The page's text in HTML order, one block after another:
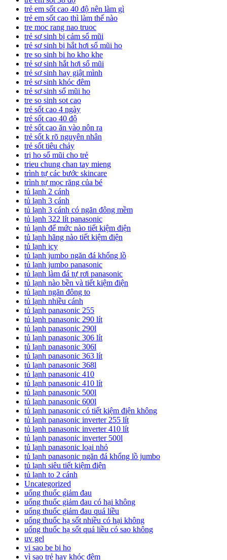
trẻ em sốt cao 40 độ nên làm gì
trẻ em sốt cao thì làm thế nào
tre moc rang nao truoc
trẻ sơ sinh bị cảm sổ mũi
trẻ sơ sinh bị hắt hơi sổ mũi ho
tre so sinh bi ho kho khe
trẻ sơ sinh hắt hơi sổ mũi
trẻ sơ sinh hay giật mình
trẻ sơ sinh khóc đêm
trẻ sơ sinh sổ mũi ho
tre so sinh sot cao
trẻ sốt cao 4 ngày
trẻ sốt cao 40 độ
trẻ sốt cao ăn vào nôn ra
trẻ sốt k rõ nguyên nhân
trẻ sốt tiêu chảy
trị ho sổ mũi cho trẻ
trieu chung chan tay mieng
trình tự các bước skincare
trình tự mọc răng của bé
tủ lạnh 2 cánh
tủ lạnh 3 cánh
tủ lạnh 3 cánh có ngăn đông mềm
tủ lạnh 322 lít panasonic
tủ lạnh để mức nào tiết kiệm điện
tủ lạnh hãng nào tiết kiệm điện
tủ lạnh icy
tủ lạnh jumbo ngăn đá khổng lồ
tủ lạnh jumbo panasonic
tủ lạnh làm đá tự rơi panasonic
tủ lạnh nào bền và tiết kiệm điện
tủ lạnh ngăn đông to
tủ lạnh nhiều cánh
tủ lạnh panasonic 255
tủ lạnh panasonic 290 lít
tủ lạnh panasonic 290l
tủ lạnh panasonic 306 lít
tủ lạnh panasonic 306l
tủ lạnh panasonic 363 lít
tủ lạnh panasonic 368l
tủ lạnh panasonic 410
tủ lạnh panasonic 410 lít
tủ lạnh panasonic 500l
tủ lạnh panasonic 600l
tủ lạnh panasonic có tiết kiệm điện không
tủ lạnh panasonic inverter 255 lít
tủ lạnh panasonic inverter 410 lít
tủ lạnh panasonic inverter 500l
tủ lạnh panasonic loại nhỏ
tủ lạnh panasonic ngăn đá khổng lồ jumbo
tủ lạnh siêu tiết kiệm điện
tủ lạnh to 2 cánh
Uncategorized
uống thuốc giảm đau
uống thuốc giảm đau có hại không
uống thuốc giảm đau quá liều
uống thuốc hạ sốt nhiều có hại không
uống thuốc hạ sốt quá liều có sao không
uv gel
vi sao be bi ho
vì sao trẻ hay khóc đêm